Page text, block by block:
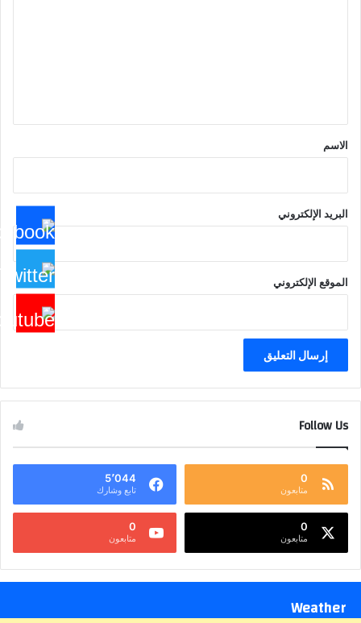
*
الاسم
البريد الإلكتروني
الموقع الإلكتروني
Follow Us
0
متابعون
5٬044
تابع وشارك
0
متابعون
0
متابعون
Weather